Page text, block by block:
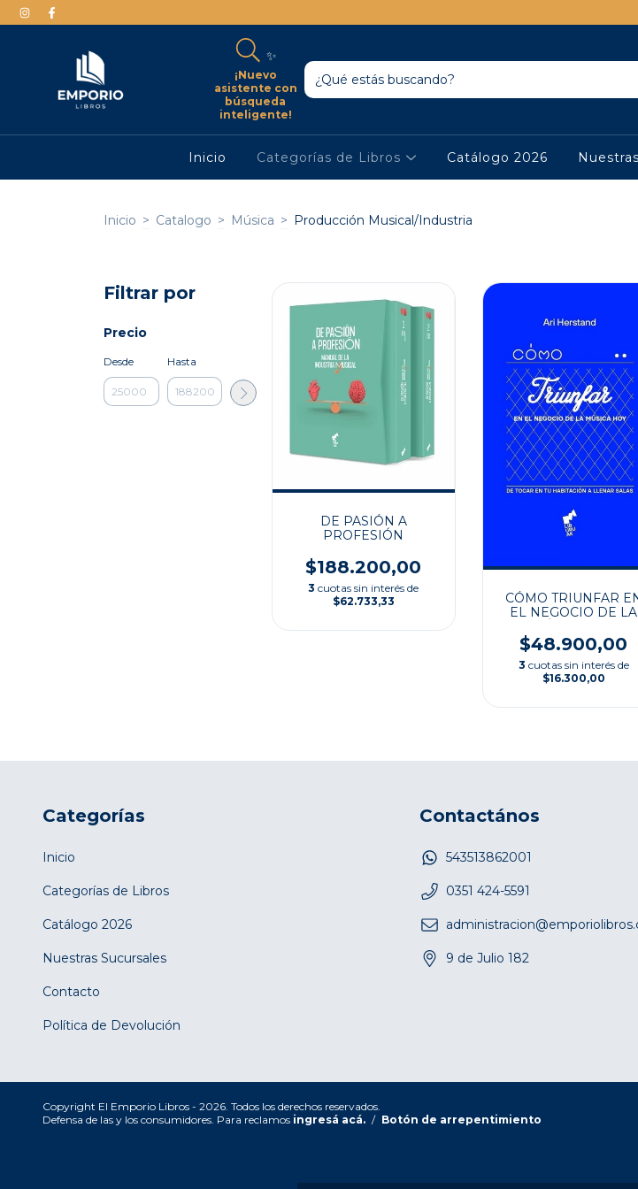
✨
¡Nuevo
asistente con
búsqueda
inteligente!
Inicio Categorías de Libros Catálogo 2026
Inicio > Catalogo > Música > Producción Musical/Industria
Filtrar por
Precio
Desde Hasta
DE PASIÓN A
PROFESIÓN
$188.200,00
3 cuotas sin interés de
$62.733,33
CÓMO TRIUNFAR
EL NEGOCIO DE LA
$48.900,00
3 cuotas sin interés de
$16.300,00
Categorías
Inicio
Categorías de Libros
Catálogo 2026
Nuestras Sucursales
Contacto
Política de Devolución
Contactános
543513862001
0351 424-5591
9 de Julio 182
Copyright El Emporio Libros - 2026. Todos los derechos reservados.
Defensa de las y los consumidores. Para reclamos ingresá acá. / Botón de arrepentimiento